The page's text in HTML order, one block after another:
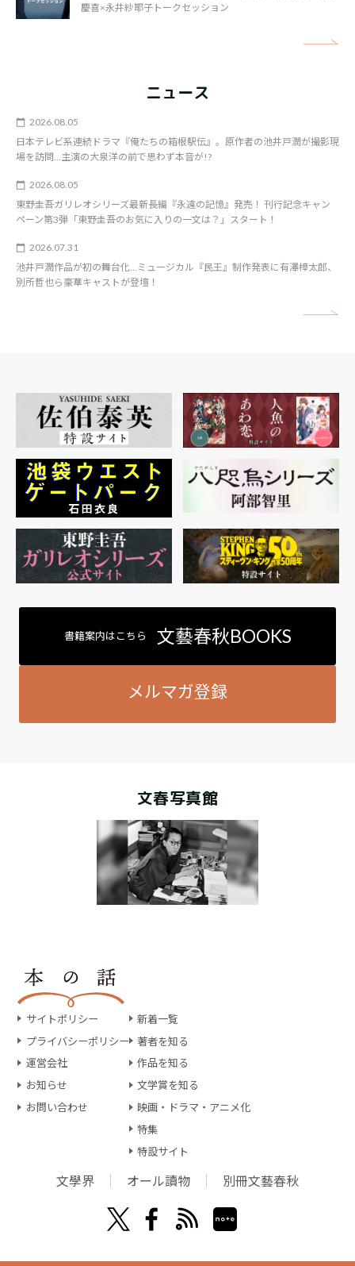
慶喜×永井紗耶子トークセッション
ニュース
2026.08.05
日本テレビ系連続ドラマ『俺たちの箱根駅伝』。原作者の池井戸潤が撮影現
場を訪問…主演の大泉洋の前で思わず本音が!?
2026.08.05
東野圭吾ガリレオシリーズ最新長編『永遠の記憶』発売！ 刊行記念キャン
ペーン第3弾「東野圭吾のお気に入りの一文は？」スタート！
2026.07.31
池井戸潤作品が初の舞台化…ミュージカル『民王』制作発表に有澤樟太郎、
別所哲也ら豪華キャストが登壇！
書籍案内はこちら 文藝春秋BOOKS
メルマガ登録
文春写真館
サイトポリシー
プライバシーポリシー
運営会社
お知らせ
お問い合わせ
新着一覧
著者を知る
作品を知る
文学賞を知る
映画・ドラマ・アニメ化
特集
特設サイト
文學界 オール讀物 別冊文藝春秋